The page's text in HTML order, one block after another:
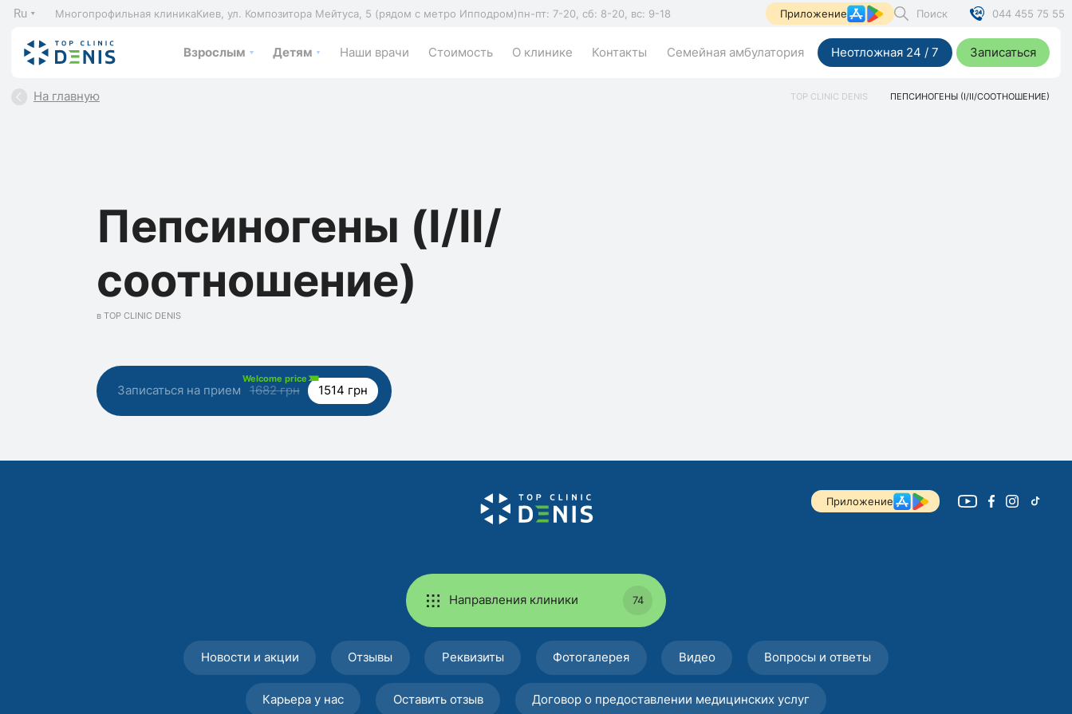
Ru Многопрофильная клиникаКиев, ул. Композитора Мейтуса, 5 (рядом с метро Ипподром)пн-пт: 7-20, сб: 8-20, вс: 9-18 Приложение Поиск 044 455 75 55
Взрослым Детям Наши врачи Стоимость О клинике Контакты Семейная амбулатория Неотложная 24 / 7 Записаться
На главную TOP CLINIC DENIS ПЕПСИНОГЕНЫ (I/II/СООТНОШЕНИЕ)
Пепсиногены (I/II/
соотношение)
в TOP CLINIC DENIS
Записаться на прием
Welcome price
1682 грн 1514 грн
Приложение
Направления клиники 74
Новости и акции Отзывы Реквизиты Фотогалерея Видео Вопросы и ответы
Карьера у нас Оставить отзыв Договор о предоставлении медицинских услуг